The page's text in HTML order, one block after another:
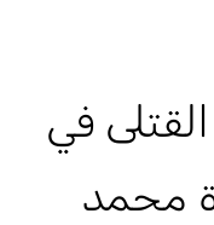
في
محمد